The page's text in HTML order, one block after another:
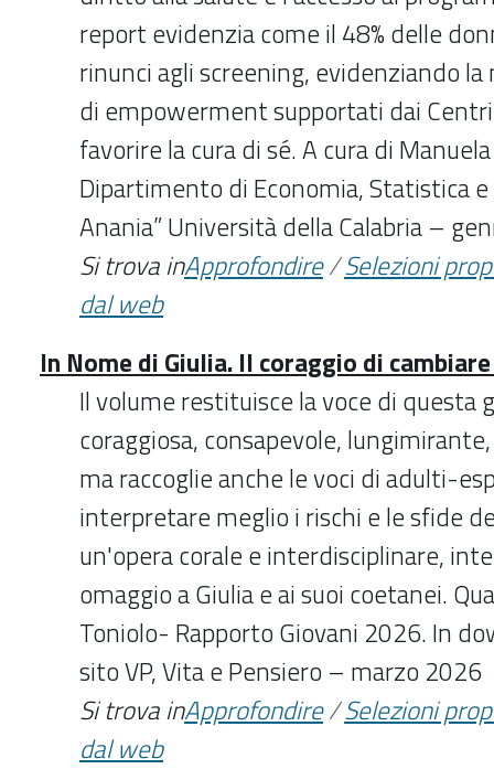
report evidenzia come il 48% delle
rinunci agli screening, evidenziando
di empowerment supportati dai
favorire la cura di sé. A cura di
Dipartimento di Economia, Statistica e
Anania” Università della Calabria –
Si trova inApprofondire/Selezioni
dal web
In Nome di Giulia. Il coraggio di
Il volume restituisce la voce di questa
coraggiosa, consapevole,
ma raccoglie anche le voci di adulti-
interpretare meglio i rischi e le sfide
un'opera corale e interdisciplinare,
omaggio a Giulia e ai suoi coetanei.
Toniolo- Rapporto Giovani 2026. In
sito VP, Vita e Pensiero – marzo 2026
Si trova inApprofondire/Selezioni
dal web